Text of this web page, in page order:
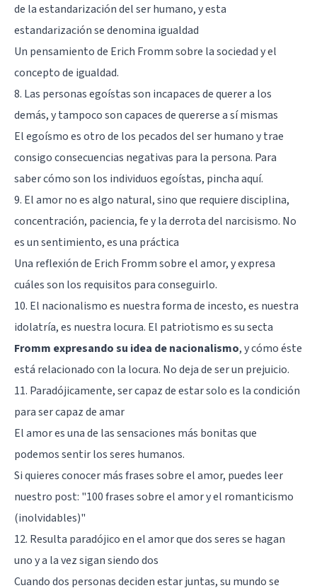
de la estandarización del ser humano, y esta
estandarización se denomina igualdad
Un pensamiento de Erich Fromm sobre la sociedad y el
concepto de igualdad.
8. Las personas egoístas son incapaces de querer a los
demás, y tampoco son capaces de quererse a sí mismas
El egoísmo es otro de los pecados del ser humano y trae
consigo consecuencias negativas para la persona. Para
saber cómo son los individuos egoístas, pincha aquí.
9. El amor no es algo natural, sino que requiere disciplina,
concentración, paciencia, fe y la derrota del narcisismo. No
es un sentimiento, es una práctica
Una reflexión de Erich Fromm sobre el amor, y expresa
cuáles son los requisitos para conseguirlo.
10. El nacionalismo es nuestra forma de incesto, es nuestra
idolatría, es nuestra locura. El patriotismo es su secta
Fromm expresando su idea de nacionalismo, y cómo éste
está relacionado con la locura. No deja de ser un prejuicio.
11. Paradójicamente, ser capaz de estar solo es la condición
para ser capaz de amar
El amor es una de las sensaciones más bonitas que
podemos sentir los seres humanos.
Si quieres conocer más frases sobre el amor, puedes leer
nuestro post: "100 frases sobre el amor y el romanticismo
(inolvidables)"
12. Resulta paradójico en el amor que dos seres se hagan
uno y a la vez sigan siendo dos
Cuando dos personas deciden estar juntas, su mundo se